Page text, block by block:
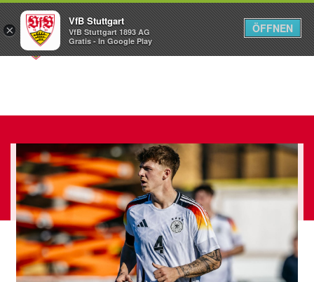
Menü
×
VfB Stuttgart
VfB Stuttgart 1893 AG
Gratis - In Google Play
ÖFFNEN